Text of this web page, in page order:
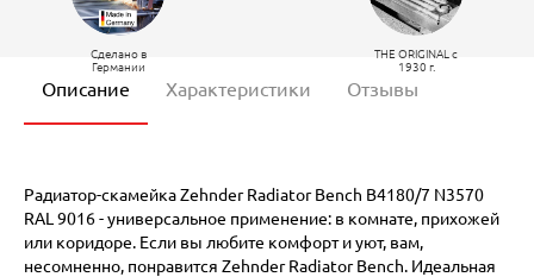
Сделано в
Германии
THE ORIGINAL c
1930 г.
Описание Характеристики Отзывы
Радиатор-скамейка Zehnder Radiator Bench B4180/7 N3570
RAL 9016 - универсальное применение: в комнате, прихожей
или коридоре. Если вы любите комфорт и уют, вам,
несомненно, понравится Zehnder Radiator Bench. Идеальная